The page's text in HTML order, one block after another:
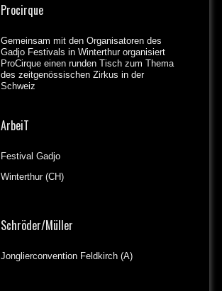
Procirque
Gemeinsam mit den Organisatoren des
Gadjo Festivals in Winterthur organisiert
ProCirque einen runden Tisch zum Thema
des zeitgenössischen Zirkus in der
Schweiz
ArbeiT
Festival Gadjo
Winterthur (CH)
Schröder/Müller
Jonglierconvention Feldkirch (A)